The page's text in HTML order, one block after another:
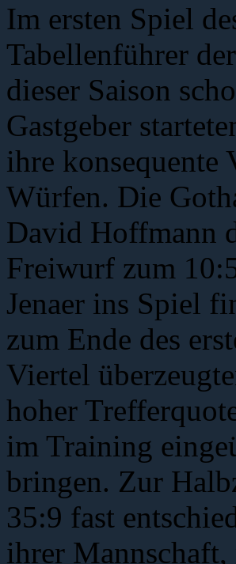
Im ersten Spiel
Tabellenführer
dieser Saison
Gastgeber
ihre konsequente
Würfen. Die
David Hoffmann
Freiwurf zum
Jenaer ins Spiel
zum Ende des
Viertel
hoher
im Training
bringen. Zur
35:9 fast
ihrer